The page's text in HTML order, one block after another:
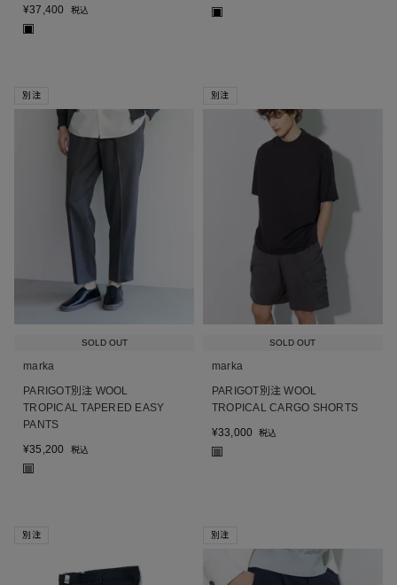
¥37,400 税込
■
■
SOLD OUT
別注
marka
PARIGOT別注 WOOL
TROPICAL TAPERED EASY
PANTS
¥35,200 税込
SOLD OUT
別注
marka
PARIGOT別注 WOOL
TROPICAL CARGO SHORTS
¥33,000 税込
別注 別注